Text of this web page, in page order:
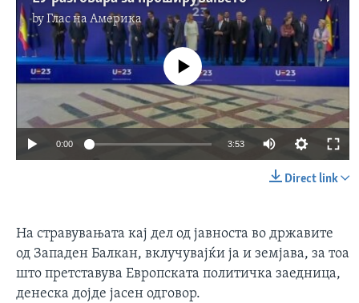
byГлас на Америка
No media source currently available
0:00 3:53
Direct link
На стравувањата кај дел од јавноста во државите
од Западен Балкан, вклучувајќи ја и земјава, за тоа
што претставува Европската политичка заедница,
денеска дојде јасен одговор.